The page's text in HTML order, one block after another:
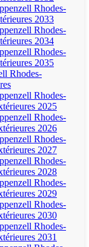
Rhodes-
2033
Rhodes-
2034
Rhodes-
2035
Rhodes-
Rhodes-
2025
Rhodes-
2026
Rhodes-
2027
Rhodes-
2028
Rhodes-
2029
Rhodes-
2030
Rhodes-
2031